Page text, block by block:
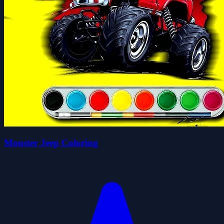
Monster Jeep Coloring